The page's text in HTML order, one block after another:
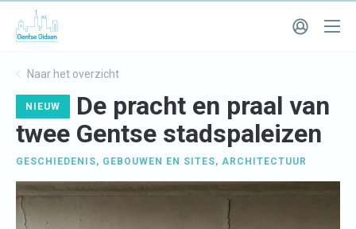
Naar het overzicht
NIEUW
De pracht en praal van
twee Gentse stadspaleizen
GESCHIEDENIS, GEBOUWEN EN SITES, ARCHITECTUUR